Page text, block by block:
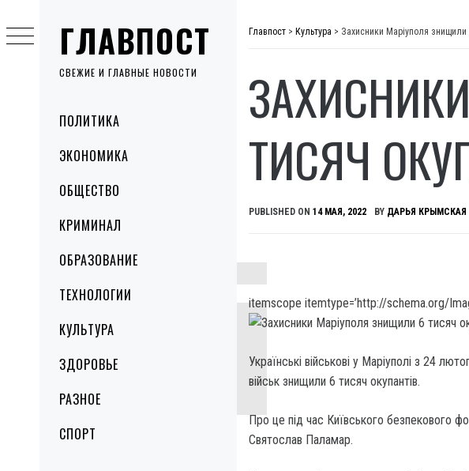
ГЛАВПОСТ
СВЕЖИЕ И ГЛАВНЫЕ НОВОСТИ
MenuПОЛИТИКА
ЭКОНОМИКА
ОБЩЕСТВО
КРИМИНАЛ
ОБРАЗОВАНИЕ
ТЕХНОЛОГИИ
КУЛЬТУРА
ЗДОРОВЬЕ
РАЗНОЕ
СПОРТ
to
content
Главпост > Культура > Захисники Маріуполя знищили
ТИСЯЧ
PUBLISHED ON 14 МАЯ, 2022 BY ДАРЬЯ КРЫМСКАЯ
itemscope itemtype=’http://schema.org/
Українські військові у Маріуполі з 24
військ знищили 6 тисяч окупантів.
Про це під час Київського безпекового
Святослав Паламар.